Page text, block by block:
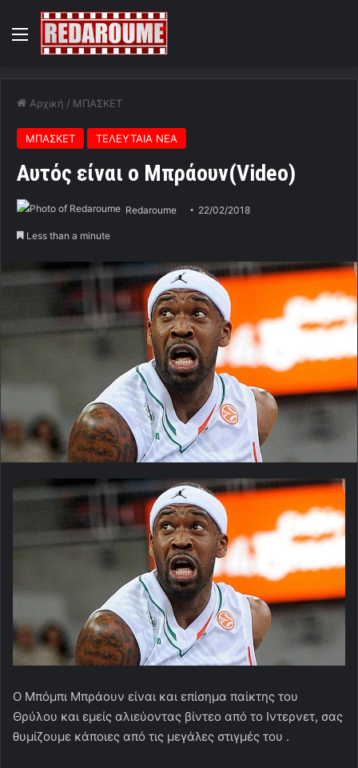
Menu
Αρχική / ΜΠΑΣΚΕΤ
ΜΠΑΣΚΕΤ ΤΕΛΕΥΤΑΙΑ ΝΕΑ
Aυτός είναι ο Μπράουν(Video)
Redaroume 22/02/2018
Less than a minute
O Μπόμπι Μπράουν είναι και επίσημα παίκτης του
Θρύλου και εμείς αλιεύοντας βίντεο από το Ιντερνετ, σας
θυμίζουμε κάποιες από τις μεγάλες στιγμές του .